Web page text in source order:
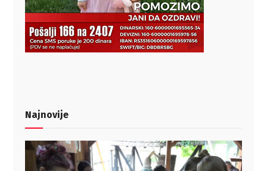
Najnovije